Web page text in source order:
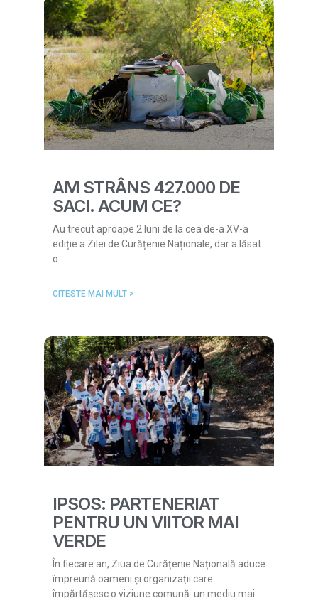
AM STRÂNS 427.000 DE
SACI. ACUM CE?
Au trecut aproape 2 luni de la cea de-a XV-a
ediție a Zilei de Curățenie Naționale, dar a lăsat
o
CITESTE MAI MULT >
IPSOS: PARTENERIAT
PENTRU UN VIITOR MAI
VERDE
În fiecare an, Ziua de Curățenie Națională aduce
împreună oameni și organizații care
împărtășesc o viziune comună: un mediu mai